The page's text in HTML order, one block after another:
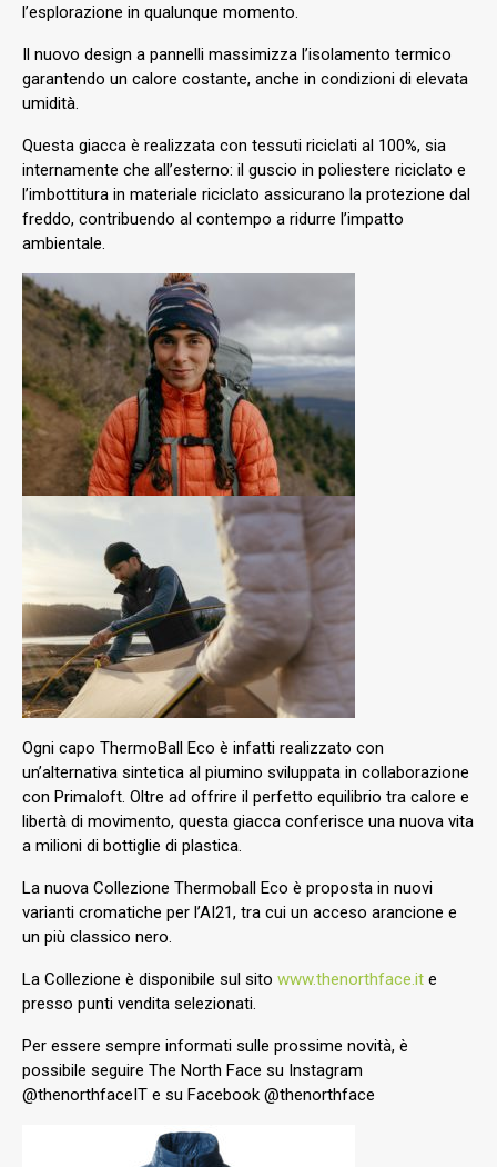
l’esplorazione in qualunque momento.
Il nuovo design a pannelli massimizza l’isolamento termico
garantendo un calore costante, anche in condizioni di elevata
umidità.
Questa giacca è realizzata con tessuti riciclati al 100%, sia
internamente che all’esterno: il guscio in poliestere riciclato e
l’imbottitura in materiale riciclato assicurano la protezione dal
freddo, contribuendo al contempo a ridurre l’impatto
ambientale.
Ogni capo ThermoBall Eco è infatti realizzato con
un’alternativa sintetica al piumino sviluppata in collaborazione
con Primaloft. Oltre ad offrire il perfetto equilibrio tra calore e
libertà di movimento, questa giacca conferisce una nuova vita
a milioni di bottiglie di plastica.
La nuova Collezione Thermoball Eco è proposta in nuovi
varianti cromatiche per l’AI21, tra cui un acceso arancione e
un più classico nero.
La Collezione è disponibile sul sito www.thenorthface.it e
presso punti vendita selezionati.
Per essere sempre informati sulle prossime novità, è
possibile seguire The North Face su Instagram
@thenorthfaceIT e su Facebook @thenorthface